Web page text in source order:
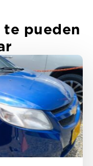
pueden